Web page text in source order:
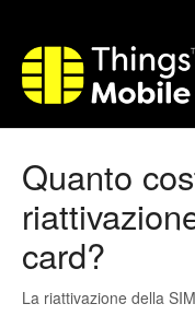
Quanto
card?
La riattivazione della